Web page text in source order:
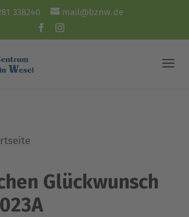
338240 mail@bznw.de
Glückwunsch